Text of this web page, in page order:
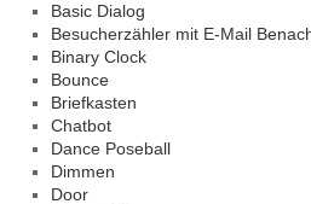
Basic Dialog
Besucherzähler mit E-Mail
Binary Clock
Bounce
Briefkasten
Chatbot
Dance Poseball
Dimmen
Door